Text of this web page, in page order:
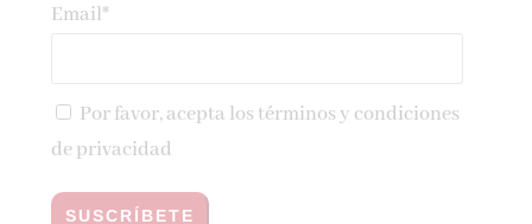
Email*
Por favor, acepta los términos y condiciones
de privacidad